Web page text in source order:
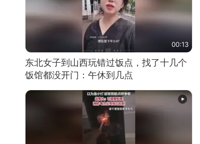
00:13
东北女子到山西玩错过饭点，找了十几个
饭馆都没开门：午休到几点